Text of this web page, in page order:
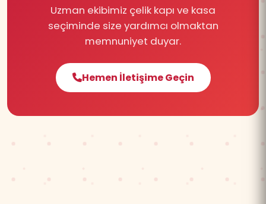
Uzman ekibimiz çelik kapı ve kasa
seçiminde size yardımcı olmaktan
memnuniyet duyar.
Hemen İletişime Geçin